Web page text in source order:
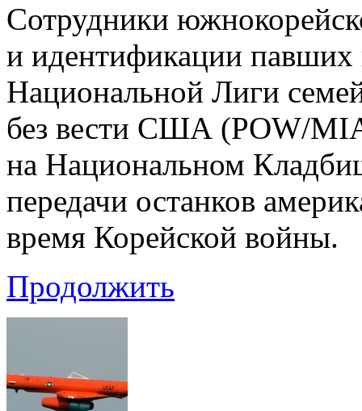
Сотрудники
и идентификации
Национальной Лиги
без вести США (POW/
на Национальном
передачи останков
время Корейской войны.
Продолжить